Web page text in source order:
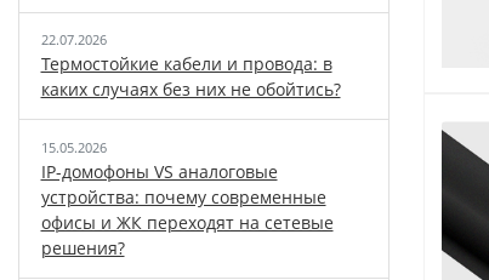
22.07.2026
Термостойкие кабели и провода: в
каких случаях без них не обойтись?
15.05.2026
IP-домофоны VS аналоговые
устройства: почему современные
офисы и ЖК переходят на сетевые
решения?